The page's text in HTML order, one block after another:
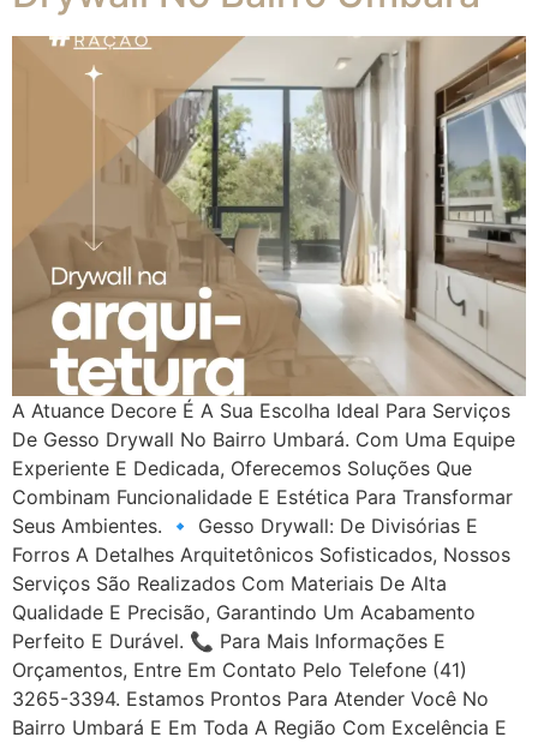
A Atuance Decore É A Sua Escolha Ideal Para Serviços
De Gesso Drywall No Bairro Umbará. Com Uma Equipe
Experiente E Dedicada, Oferecemos Soluções Que
Combinam Funcionalidade E Estética Para Transformar
Seus Ambientes. 🔹 Gesso Drywall: De Divisórias E
Forros A Detalhes Arquitetônicos Sofisticados, Nossos
Serviços São Realizados Com Materiais De Alta
Qualidade E Precisão, Garantindo Um Acabamento
Perfeito E Durável. 📞 Para Mais Informações E
Orçamentos, Entre Em Contato Pelo Telefone (41)
3265-3394. Estamos Prontos Para Atender Você No
Bairro Umbará E Em Toda A Região Com Excelência E